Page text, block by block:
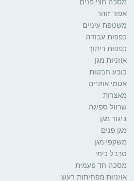
מסכה חצי פנים
אפוד זוהר
משטפת עיניים
כפפות עבודה
כפפות ריתוך
אוזניות מגן
כובע חבטות
אטמי אוזניים
מאצרות
שרוול ספיגה
ביגוד מגן
מגן פנים
משקפי מגן
סרבל כימי
מסכה חד פעמית
אוזניות מפחיתות רעש